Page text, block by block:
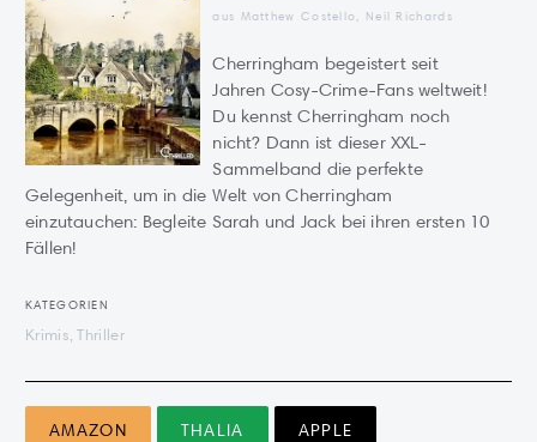
aus Matthew Costello, Neil Richards
Cherringham begeistert seit
Jahren Cosy-Crime-Fans weltweit!
Du kennst Cherringham noch
nicht? Dann ist dieser XXL-
Sammelband die perfekte
Gelegenheit, um in die Welt von Cherringham
einzutauchen: Begleite Sarah und Jack bei ihren ersten 10
Fällen!
KATEGORIEN
Krimis, Thriller
AMAZON THALIA APPLE